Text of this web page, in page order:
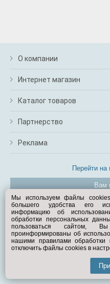
О компании
Интернет магазин
Каталог товаров
Партнерство
Реклама
Перейти
Вам
©
Мы используем файлы
большего удобства его
информацию об
обработки персональных
пользоваться сайтом,
проинформированы об
нашими правилами
отключить файлы cookies в